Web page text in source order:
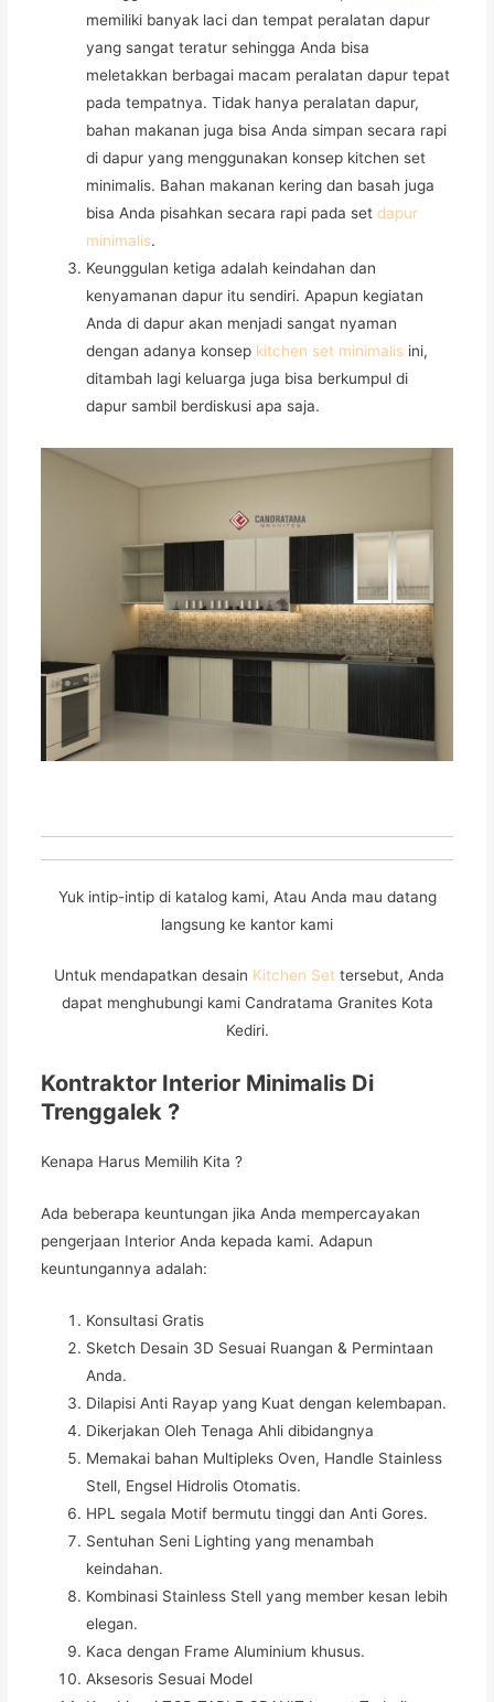
memiliki banyak laci dan tempat peralatan dapur
yang sangat teratur sehingga Anda bisa
meletakkan berbagai macam peralatan dapur tepat
pada tempatnya. Tidak hanya peralatan dapur,
bahan makanan juga bisa Anda simpan secara rapi
di dapur yang menggunakan konsep kitchen set
minimalis. Bahan makanan kering dan basah juga
bisa Anda pisahkan secara rapi pada setdapur
minimalis.
Keunggulan ketiga adalah keindahan dan
kenyamanan dapur itu sendiri. Apapun kegiatan
Anda di dapur akan menjadi sangat nyaman
dengan adanya konsep kitchen set minimalis ini,
ditambah lagi keluarga juga bisa berkumpul di
dapur sambil berdiskusi apa saja.
Yuk intip-intip di katalog kami, Atau Anda mau datang
langsung ke kantor kami
Untuk mendapatkan desain Kitchen Set tersebut, Anda
dapat menghubungi kami Candratama Granites Kota
Kediri.
Kontraktor Interior Minimalis Di
Trenggalek ?
Kenapa Harus Memilih Kita ?
Ada beberapa keuntungan jika Anda mempercayakan
pengerjaan Interior Anda kepada kami. Adapun
keuntungannya adalah:
Konsultasi Gratis
Sketch Desain 3D Sesuai Ruangan & Permintaan
Anda.
Dilapisi Anti Rayap yang Kuat dengan kelembapan.
Dikerjakan Oleh Tenaga Ahli dibidangnya
Memakai bahan Multipleks Oven, Handle Stainless
Stell, Engsel Hidrolis Otomatis.
HPL segala Motif bermutu tinggi dan Anti Gores.
Sentuhan Seni Lighting yang menambah
keindahan.
Kombinasi Stainless Stell yang member kesan lebih
elegan.
Kaca dengan Frame Aluminium khusus.
Aksesoris Sesuai Model